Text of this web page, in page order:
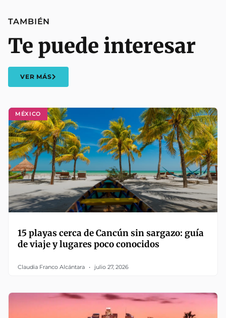
MÉXICO
15 playas cerca de Cancún sin sargazo: guía
de viaje y lugares poco conocidos
Claudia Franco Alcántara julio 27, 2026
TAMBIÉN
Te puede interesar
VER MÁS